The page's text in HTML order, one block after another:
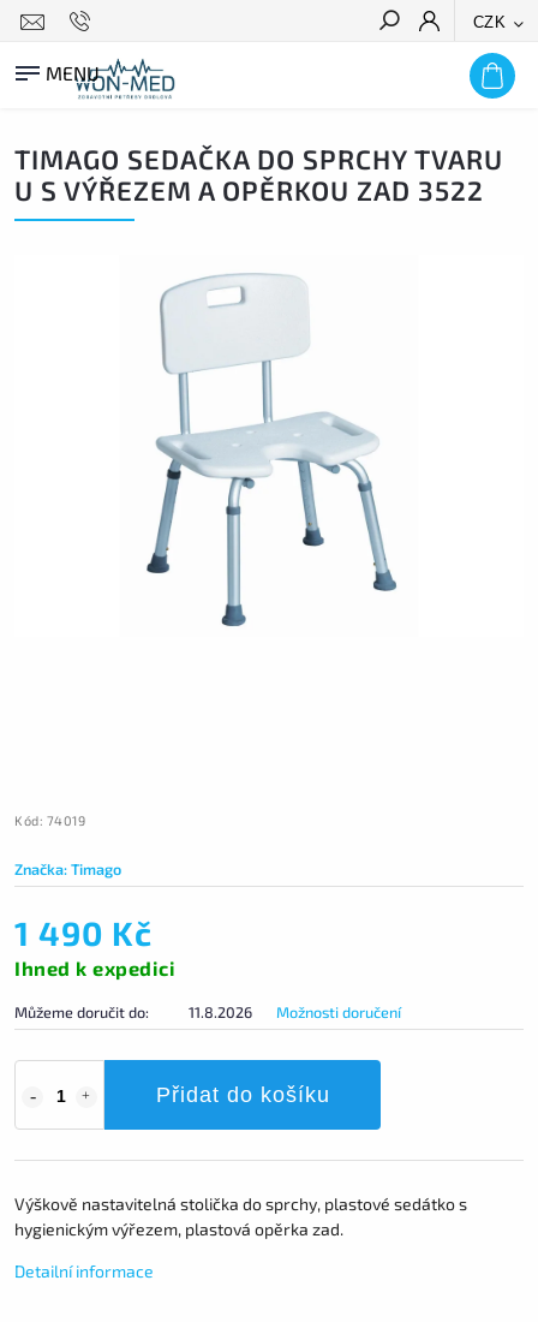
CZK
HLEDAT
TIMAGO SEDAČKA DO SPRCHY TVARU
U S VÝŘEZEM A OPĚRKOU ZAD 3522
Kód: 74019
Značka:Timago
1 490 Kč
Ihned k expedici
Můžeme doručit do: 11.8.2026 Možnosti doručení
Přidat do košíku
Výškově nastavitelná stolička do sprchy, plastové sedátko s
hygienickým výřezem, plastová opěrka zad.
Detailní informace